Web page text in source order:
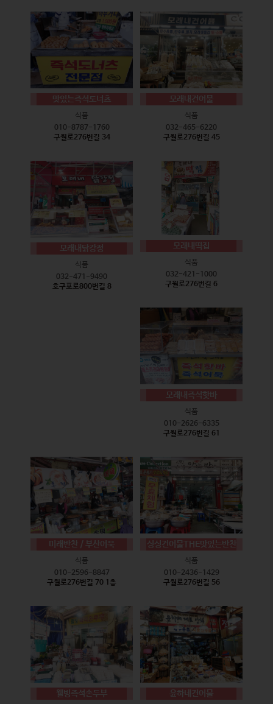
맛있는즉석도너츠
식품
010-8787-1760
구월로276번길 34
모래내건어물
식품
032-465-6220
구월로276번길 45
모래내닭강정
식품
032-471-9490
호구포로800번길 8
모래내떡집
식품
032-421-1000
구월로276번길 6
모래내즉석핫바
식품
010-2626-6335
구월로276번길 61
미래반찬 / 부산어묵
식품
010-2596-8847
구월로276번길 70 1층
싱싱건어물THE맛있는반찬
식품
010-2436-1429
구월로276번길 56
웰빙즉석손두부 윤하네건어물